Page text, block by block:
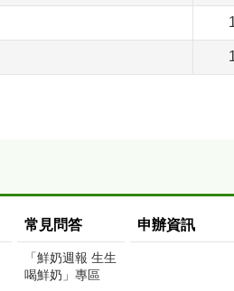
常見問答
「鮮奶週報 生生
喝鮮奶」專區
申辦資訊